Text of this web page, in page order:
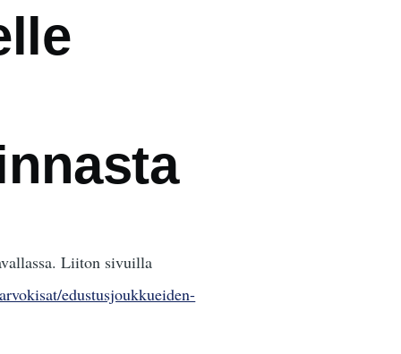
Liiton sivuilla
edustusjoukkueiden-